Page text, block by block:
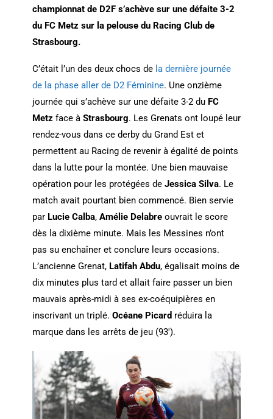
championnat de D2F s’achève sur une défaite 3-2
du FC Metz sur la pelouse du Racing Club de
Strasbourg.
C’était l’un des deux chocs de la dernière journée
de la phase aller de D2 Féminine. Une onzième
journée qui s’achève sur une défaite 3-2 du FC
Metzface à Strasbourg. Les Grenats ont loupé leur
rendez-vous dans ce derby du Grand Est et
permettent au Racing de revenir à égalité de points
dans la lutte pour la montée. Une bien mauvaise
opération pour les protégées de Jessica Silva. Le
match avait pourtant bien commencé. Bien servie
par Lucie Calba, Amélie Delabreouvrait le score
dès la dixième minute. Mais les Messines n’ont
pas su enchaîner et conclure leurs occasions.
L’ancienne Grenat, Latifah Abdu, égalisait moins de
dix minutes plus tard et allait faire passer un bien
mauvais après-midi à ses ex-coéquipières en
inscrivant un triplé. Océane Picard réduira la
marque dans les arrêts de jeu (93′).